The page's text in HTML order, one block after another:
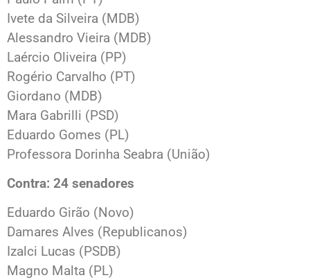
Ivete da Silveira (MDB)
Alessandro Vieira (MDB)
Laércio Oliveira (PP)
Rogério Carvalho (PT)
Giordano (MDB)
Mara Gabrilli (PSD)
Eduardo Gomes (PL)
Professora Dorinha Seabra (União)
Contra: 24 senadores
Eduardo Girão (Novo)
Damares Alves (Republicanos)
Izalci Lucas (PSDB)
Magno Malta (PL)